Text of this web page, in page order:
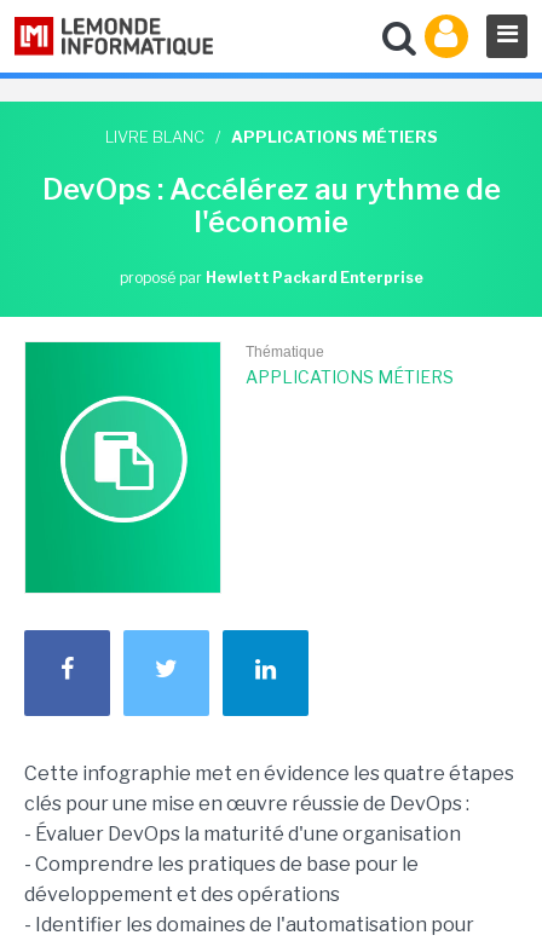
LIVRE BLANC / APPLICATIONS MÉTIERS
DevOps : Accélérez au rythme de
l'économie
proposé par Hewlett Packard Enterprise
Thématique
APPLICATIONS MÉTIERS
Cette infographie met en évidence les quatre étapes
clés pour une mise en œuvre réussie de DevOps :
- Évaluer DevOps la maturité d'une organisation
- Comprendre les pratiques de base pour le
développement et des opérations
- Identifier les domaines de l'automatisation pour